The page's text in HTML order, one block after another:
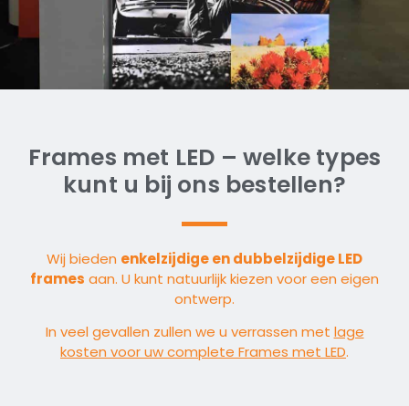
Frames met LED – welke types
kunt u bij ons bestellen?
Wij bieden enkelzijdige en dubbelzijdige LED
frames aan. U kunt natuurlijk kiezen voor een eigen
ontwerp.
In veel gevallen zullen we u verrassen met lage
kosten voor uw complete Frames met LED.